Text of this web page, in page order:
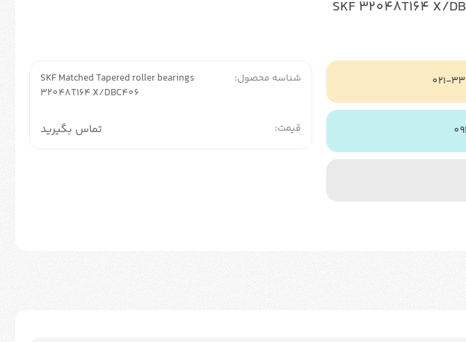
شناسه محصول:
SKF Matched Tapered roller bearings
32048T164 X/DBC406
قیمت: تماس بگیرید